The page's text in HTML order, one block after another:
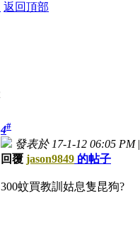
返回頂部
4#
發表於 17-1-12 06:05 PM |
回覆 jason9849 的帖子
300蚊買教訓姑息隻昆狗?